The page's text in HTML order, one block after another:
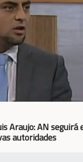
Araujo: AN seguirá
autoridades